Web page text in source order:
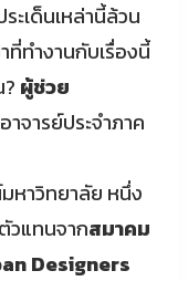
เด็นเหล่านี้ล้วน
ที่ทำงานกับเรื่องนี้
ผู้ช่วย
อาจารย์ประจำภาค
หาวิทยาลัย หนึ่ง
วแทนจากสมาคม
Designers